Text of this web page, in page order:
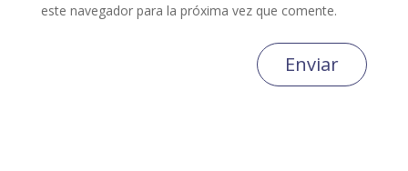
este navegador para la próxima vez que comente.
Enviar